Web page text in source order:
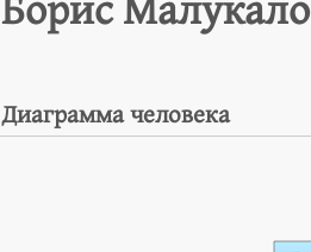
Борис Малукало
Диаграмма человека